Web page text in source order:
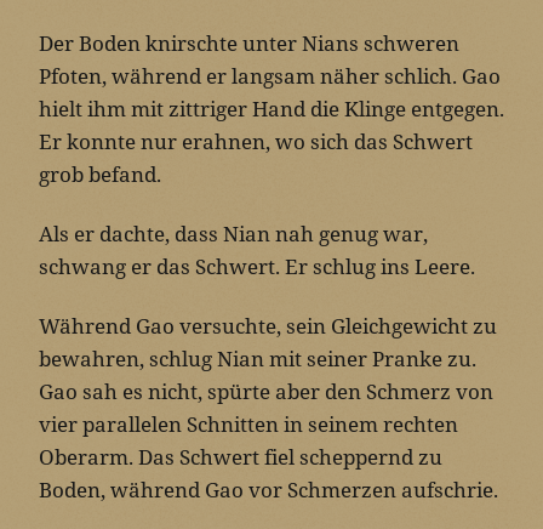
Der Boden knirschte unter Nians schweren
Pfoten, während er langsam näher schlich. Gao
hielt ihm mit zittriger Hand die Klinge entgegen.
Er konnte nur erahnen, wo sich das Schwert
grob befand.
Als er dachte, dass Nian nah genug war,
schwang er das Schwert. Er schlug ins Leere.
Während Gao versuchte, sein Gleichgewicht zu
bewahren, schlug Nian mit seiner Pranke zu.
Gao sah es nicht, spürte aber den Schmerz von
vier parallelen Schnitten in seinem rechten
Oberarm. Das Schwert fiel scheppernd zu
Boden, während Gao vor Schmerzen aufschrie.